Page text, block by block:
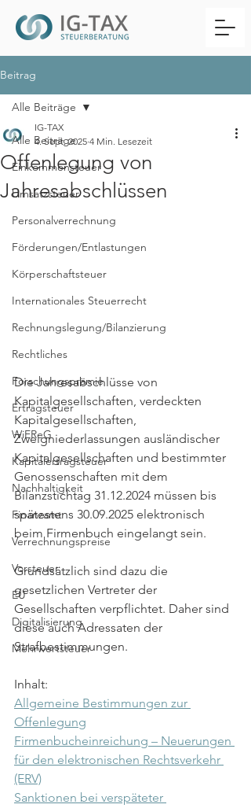
Beitrag
Alle Beiträge
Einkommensteuer
Umsatzsteuer
Personalverrechnung
Förderungen/Entlastungen
Körperschaftsteuer
Internationales Steuerrecht
Rechnungslegung/Bilanzierung
Rechtliches
Forschungsprämie
Ertragsteuer
WiEReG
Kapitalertragsteuer
Nachhaltigkeit
Finanzamt
Verrechnungspreise
Vorsteuer
EU
Digitalisierung
Mehrwertsteuer
Alle Beiträge
Offenlegung von
Jahresabschlüssen
IG-TAX
4. Sept. 2025 4 Min. Lesezeit
Die Jahresabschlüsse von
Kapitalgesellschaften, verdeckten
Kapitalgesellschaften,
Zweigniederlassungen ausländischer
Kapitalgesellschaften und bestimmter
Genossenschaften mit dem
Bilanzstichtag 31.12.2024 müssen bis
spätestens 30.09.2025 elektronisch
beim Firmenbuch eingelangt sein.
Grundsätzlich sind dazu die
gesetzlichen Vertreter der
Gesellschaften verpflichtet. Daher sind
diese auch Adressaten der
Strafbestimmungen.
Inhalt:
Allgemeine Bestimmungen zur
Offenlegung
Firmenbucheinreichung – Neuerungen
für den elektronischen Rechtsverkehr
(ERV)
Sanktionen bei verspäteter